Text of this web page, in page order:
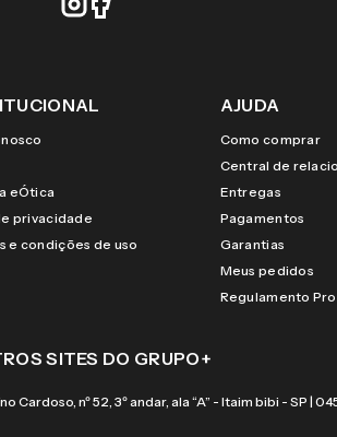
eÓtica
privacidade
e condições de uso
AJUDA
Como comprar
Central de
Entregas
Pagamentos
Garantias
Meus pedidos
Regulamento
SITES DO GRUPO+
Cardoso, nº 52, 3º andar, ala “A” - Itaim bibi - SP |